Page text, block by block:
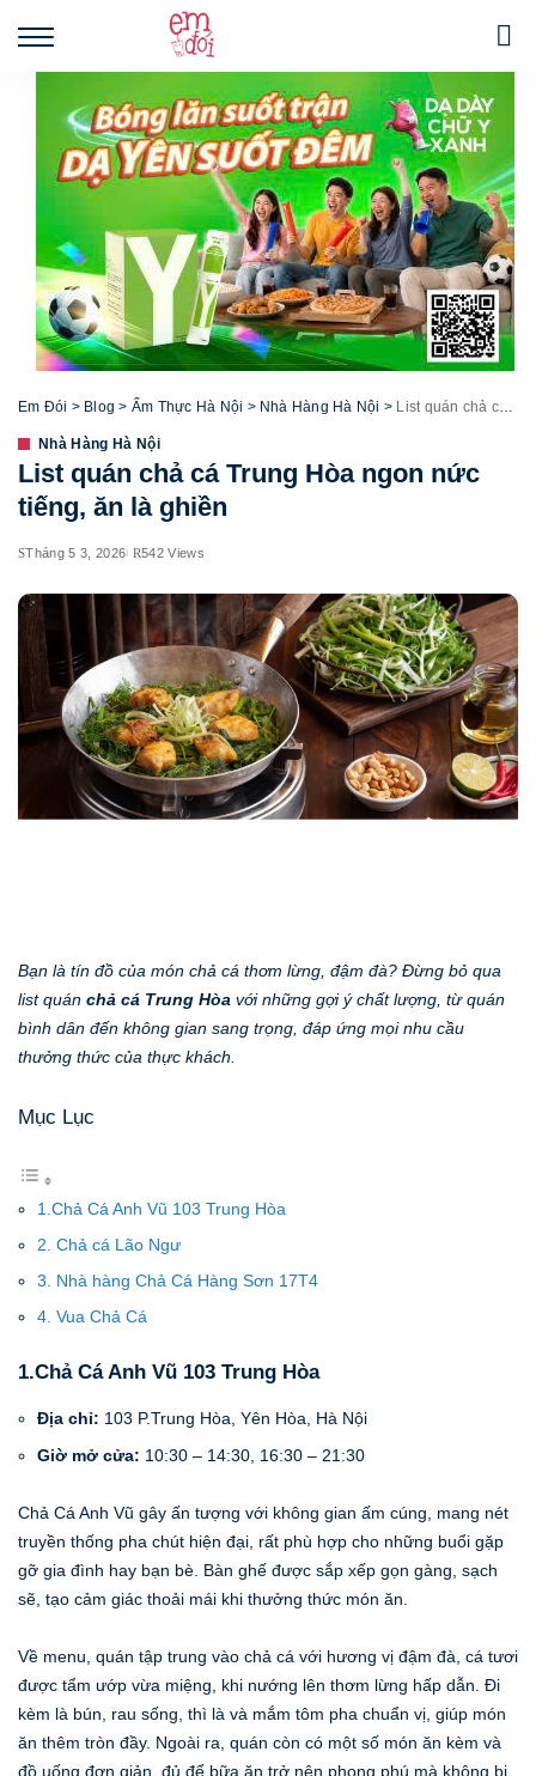
Em Đói > Blog > Ẩm Thực Hà Nội > Nhà Hàng Hà Nội > List quán chả cá Trung Hòa ngon nức tiếng, ăn là ghiền
Nhà Hàng Hà Nội
List quán chả cá Trung Hòa ngon nức
tiếng, ăn là ghiền
Tháng 5 3, 2026 542 Views
Bạn là tín đồ của món chả cá thơm lừng, đậm đà? Đừng bỏ qua
list quán chả cá Trung Hòa với những gợi ý chất lượng, từ quán
bình dân đến không gian sang trọng, đáp ứng mọi nhu cầu
thưởng thức của thực khách.
Mục Lục
1.Chả Cá Anh Vũ 103 Trung Hòa
2. Chả cá Lão Ngư
3. Nhà hàng Chả Cá Hàng Sơn 17T4
4. Vua Chả Cá
1.Chả Cá Anh Vũ 103 Trung Hòa
Địa chỉ: 103 P.Trung Hòa, Yên Hòa, Hà Nội
Giờ mở cửa: 10:30 – 14:30, 16:30 – 21:30
Chả Cá Anh Vũ gây ấn tượng với không gian ấm cúng, mang nét
truyền thống pha chút hiện đại, rất phù hợp cho những buổi gặp
gỡ gia đình hay bạn bè. Bàn ghế được sắp xếp gọn gàng, sạch
sẽ, tạo cảm giác thoải mái khi thưởng thức món ăn.
Về menu, quán tập trung vào chả cá với hương vị đậm đà, cá tươi
được tẩm ướp vừa miệng, khi nướng lên thơm lừng hấp dẫn. Đi
kèm là bún, rau sống, thì là và mắm tôm pha chuẩn vị, giúp món
ăn thêm tròn đầy. Ngoài ra, quán còn có một số món ăn kèm và
đồ uống đơn giản, đủ để bữa ăn trở nên phong phú mà không bị